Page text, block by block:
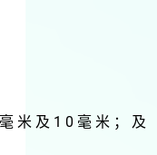
米 及 1 0 毫 米 ； 及